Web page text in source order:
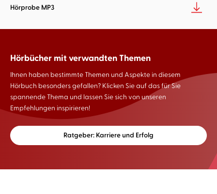
Hörprobe MP3
Hörbücher mit verwandten Themen
Ihnen haben bestimmte Themen und Aspekte in diesem
Hörbuch besonders gefallen? Klicken Sie auf das für Sie
spannende Thema und lassen Sie sich von unseren
Empfehlungen inspirieren!
Ratgeber: Karriere und Erfolg